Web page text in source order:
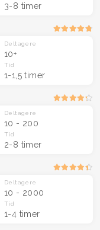
3-8 timer
Deltagere
10+
Tid
1-1,5 timer
Deltagere
10 - 200
Tid
2-8 timer
Deltagere
10 - 2000
Tid
1-4 timer